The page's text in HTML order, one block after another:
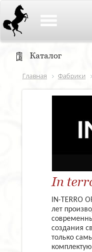
Каталог
Главная Фабрики
In
IN-TERRO
лет
создания
только